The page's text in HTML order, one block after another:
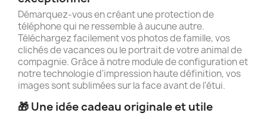
Démarquez-vous en créant une protection de
téléphone qui ne ressemble à aucune autre.
Téléchargez facilement vos photos de famille, vos
clichés de vacances ou le portrait de votre animal de
compagnie. Grâce à notre module de configuration et
notre technologie d'impression haute définition, vos
images sont sublimées sur la face avant de l'étui.
🎁 Une idée cadeau originale et utile